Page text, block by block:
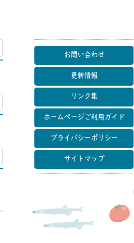
マップ
お問い合わせ
更新情報
リンク集
ホームページご利用ガイド
プライバシーポリシー
サイトマップ